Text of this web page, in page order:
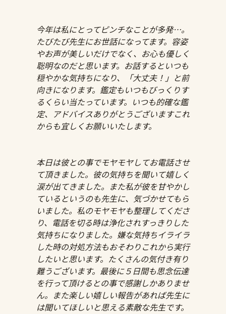
今年は私にとってピンチなことが多発…。
たびたび先生にお世話になってます。容姿
やお声が美しいだけでなく、お心も優しく
聡明なのだと思います。お話するといつも
穏やかな気持ちになり、「大丈夫！」と前
向きになります。鑑定もいつもびっくりす
るくらい当たっています。いつも的確な鑑
定、アドバイスありがとうございますこれ
からも宜しくお願いいたします。
本日は彼との事でモヤモヤしてお電話させ
て頂きました。彼の気持ちを聞いて嬉しく
涙が出てきました。また私が彼を甘やかし
ているというのも先生に、気づかせてもら
いました。私のモヤモヤも整理してくださ
り、電話を切る時は浄化されすっきりした
気持ちになりました。嫌な気持ちイライラ
した時の対処方法もおそわりこれから実行
したいと思います。たくさんの気付き有り
難うございます。最後に５日間も思念伝達
を行って頂けるとの事で感謝しかありませ
ん。また楽しい嬉しい報告があれば先生に
は聞いてほしいと思える素敵な先生です。